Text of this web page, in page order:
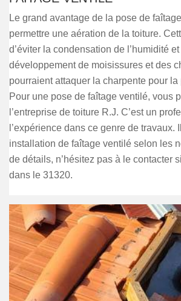
Le grand avantage de la pose de
permettre une aération de la toiture.
d’éviter la condensation de l’humidité
développement de moisissures et des
pourraient attaquer la charpente pour la
Pour une pose de faîtage ventilé, vous
l’entreprise de toiture R.J. C’est un
l’expérience dans ce genre de travaux.
installation de faîtage ventilé selon les
de détails, n’hésitez pas à le contacter
dans le 31320.